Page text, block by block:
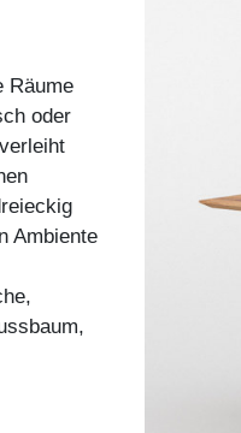
Räume
oder
Ambiente